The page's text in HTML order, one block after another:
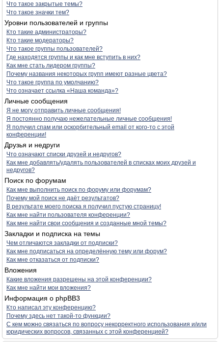
Что такое закрытые темы?
Что такое значки тем?
Уровни пользователей и группы
Кто такие администраторы?
Кто такие модераторы?
Что такое группы пользователей?
Где находятся группы и как мне вступить в них?
Как мне стать лидером группы?
Почему названия некоторых групп имеют разные цвета?
Что такое группа по умолчанию?
Что означает ссылка «Наша команда»?
Личные сообщения
Я не могу отправить личные сообщения!
Я постоянно получаю нежелательные личные сообщения!
Я получил спам или оскорбительный email от кого-то с этой
конференции!
Друзья и недруги
Что означают списки друзей и недругов?
Как мне добавлять/удалять пользователей в списках моих друзей и
недругов?
Поиск по форумам
Как мне выполнить поиск по форуму или форумам?
Почему мой поиск не даёт результатов?
В результате моего поиска я получил пустую страницу!
Как мне найти пользователя конференции?
Как мне найти свои сообщения и созданные мной темы?
Закладки и подписка на темы
Чем отличаются закладки от подписки?
Как мне подписаться на определённую тему или форум?
Как мне отказаться от подписки?
Вложения
Какие вложения разрешены на этой конференции?
Как мне найти мои вложения?
Информация о phpBB3
Кто написал эту конференцию?
Почему здесь нет такой-то функции?
С кем можно связаться по вопросу некорректного использования и/или
юридических вопросов, связанных с этой конференцией?